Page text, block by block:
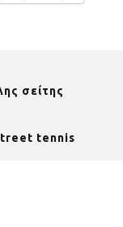
σείτης
tennis